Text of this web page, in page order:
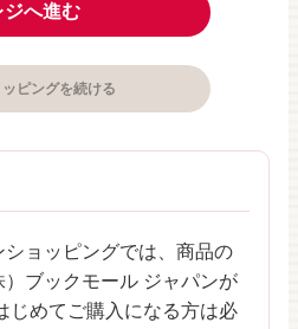
ッピングを続ける
ジへ進む
ョッピングでは、商品の
ブックモール ジャパンが
じめてご購入になる方は必